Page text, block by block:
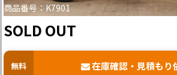
商品番号：K7901
SOLD OUT
無料 在庫確認・見積もり